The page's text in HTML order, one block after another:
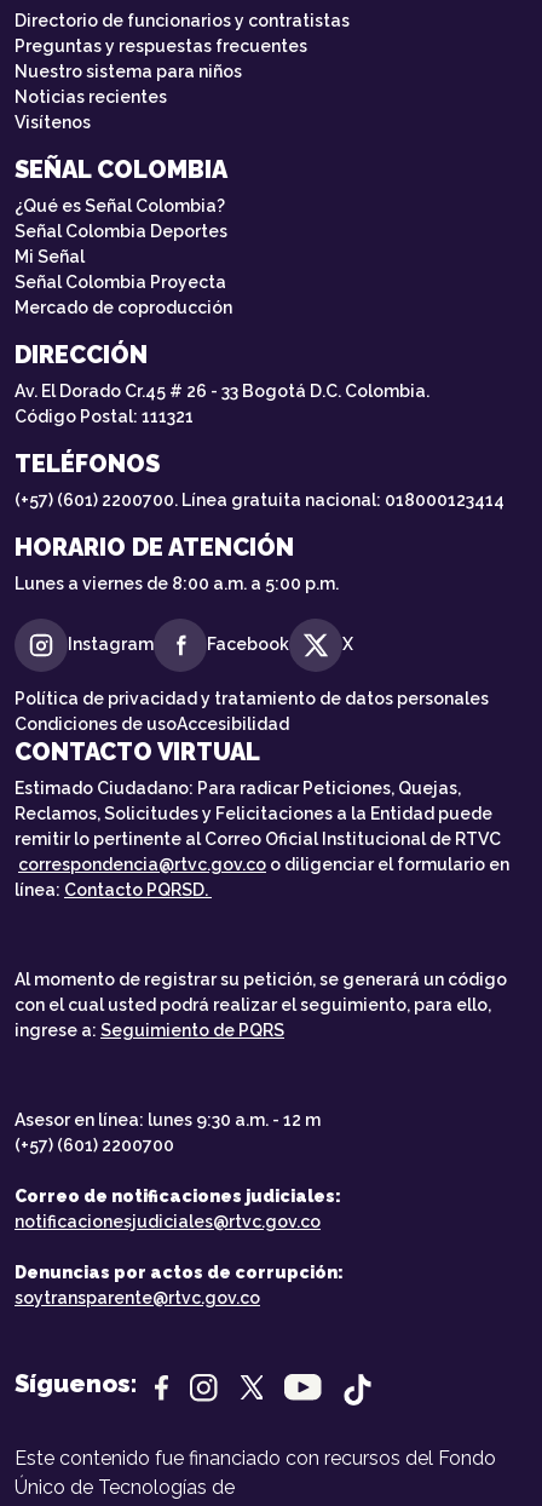
Directorio de funcionarios y contratistas
Preguntas y respuestas frecuentes
Nuestro sistema para niños
Noticias recientes
Visítenos
SEÑAL COLOMBIA
¿Qué es Señal Colombia?
Señal Colombia Deportes
Mi Señal
Señal Colombia Proyecta
Mercado de coproducción
DIRECCIÓN
Av. El Dorado Cr.45 # 26 - 33 Bogotá D.C. Colombia.
Código Postal: 111321
TELÉFONOS
(+57) (601) 2200700. Línea gratuita nacional: 018000123414
HORARIO DE ATENCIÓN
Lunes a viernes de 8:00 a.m. a 5:00 p.m.
Instagram Facebook X
Política de privacidad y tratamiento de datos personales
Condiciones de usoAccesibilidad
CONTACTO VIRTUAL
Estimado Ciudadano: Para radicar Peticiones, Quejas,
Reclamos, Solicitudes y Felicitaciones a la Entidad puede
remitir lo pertinente al Correo Oficial Institucional de RTVC
correspondencia@rtvc.gov.co o diligenciar el formulario en
línea: Contacto PQRSD.
Al momento de registrar su petición, se generará un código
con el cual usted podrá realizar el seguimiento, para ello,
ingrese a: Seguimiento de PQRS
Asesor en línea: lunes 9:30 a.m. - 12 m
(+57) (601) 2200700
Correo de notificaciones judiciales:
notificacionesjudiciales@rtvc.gov.co
Denuncias por actos de corrupción:
soytransparente@rtvc.gov.co
Síguenos:
Este contenido fue financiado con recursos del Fondo
Único de Tecnologías de